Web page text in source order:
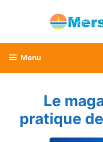
Menu
Le
pratique